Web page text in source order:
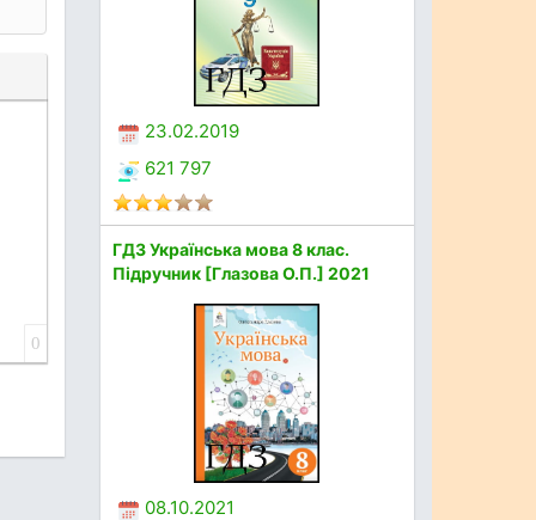
0
23.02.2019
621 797
ГДЗ Українська мова 8 клас.
Підручник [Глазова О.П.] 2021
08.10.2021